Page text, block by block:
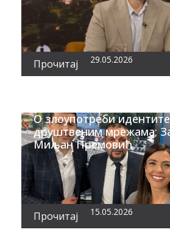
Прочитај 29.05.2026
О злоупотреби
друштвеним мрежама;
Миљан Премовић
Прочитај 15.05.2026